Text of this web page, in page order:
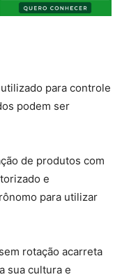
para controle
podem ser
de produtos com
e
para utilizar
rotação acarreta
sua cultura e